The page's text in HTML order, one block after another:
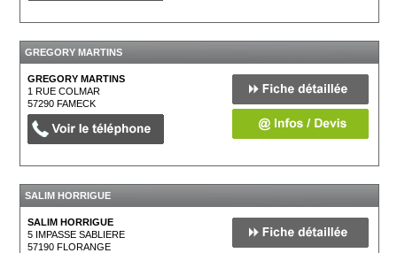
GREGORY MARTINS
GREGORY MARTINS
1 RUE COLMAR
57290FAMECK
SALIM HORRIGUE
SALIM HORRIGUE
5 IMPASSE SABLIERE
57190FLORANGE